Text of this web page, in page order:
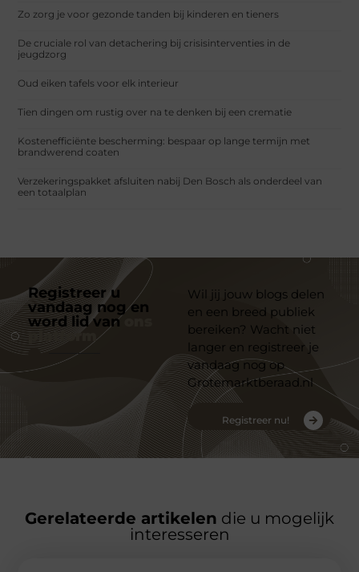
Zo zorg je voor gezonde tanden bij kinderen en tieners
De cruciale rol van detachering bij crisisinterventies in de
jeugdzorg
Oud eiken tafels voor elk interieur
Tien dingen om rustig over na te denken bij een crematie
Kostenefficiënte bescherming: bespaar op lange termijn met
brandwerend coaten
Verzekeringspakket afsluiten nabij Den Bosch als onderdeel van
een totaalplan
Registreer u
vandaag nog en
word lid van
platform
Wil jij jouw blogs delen
en een breed publiek
bereiken? Wacht niet
langer en registreer je
vandaag nog op
Grotemarktberaad.nl
Registreer nu!
Gerelateerde artikelen die u mogelijk
interesseren